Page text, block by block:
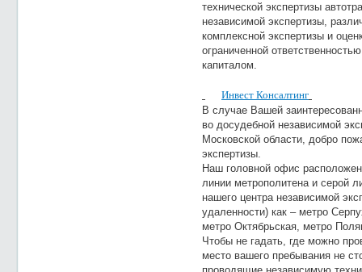
технической экспертизы
независимой экспертизы,
комплексной экспертизы и
ограниченной
капиталом.
Инвест Консалтинг
В случае Вашей
во досудебной независимой
Московской области, добро
экспертизы.
Наш головной офис
линии метрополитена и серой
нашего центра независимой
удаленности) как – метро
метро Октябрьская, метро
Чтобы не гадать, где можно
место вашего пребывания не